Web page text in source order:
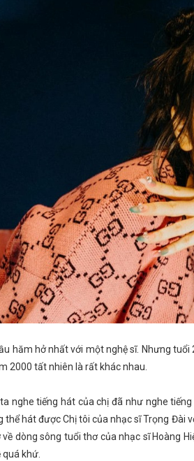
hăm hở nhất với một nghệ sĩ. Nhưng
2000 tất nhiên là rất khác nhau.
nghe tiếng hát của chị đã như nghe
thể hát được Chị tôi của nhạc sĩ Trọng
dòng sông tuổi thơ của nhạc sĩ Hoàng
khứ.